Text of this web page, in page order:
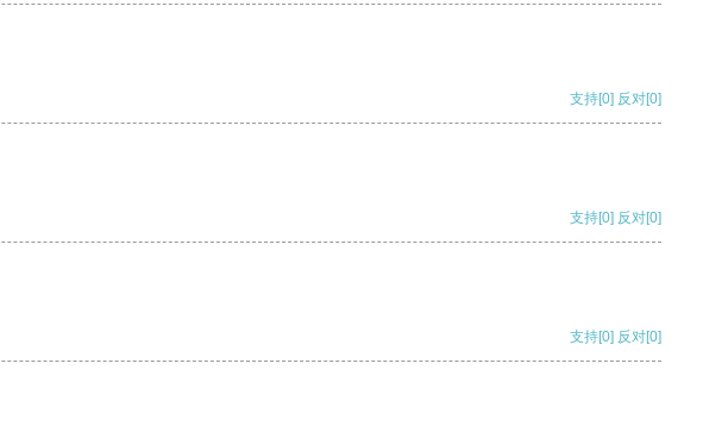
支持[0] 反对[0]
支持[0] 反对[0]
支持[0] 反对[0]